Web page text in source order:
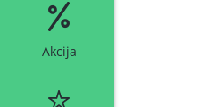
Akcija